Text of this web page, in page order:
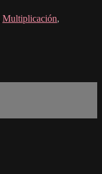
Multiplicación,